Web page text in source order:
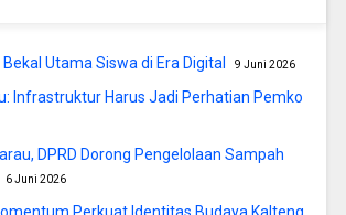
Utama Siswa di Era Digital 9 Juni 2026
Infrastruktur Harus Jadi Perhatian Pemko
DPRD Dorong Pengelolaan Sampah
6 Juni 2026
Perkuat Identitas Budaya Kalteng